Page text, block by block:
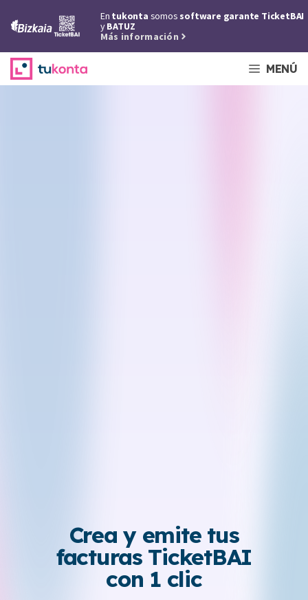
En tukonta somos software garante TicketBAI
yBATUZ
Más información
MENÚ
Crea y emite tus
facturas TicketBAI
con 1 clic